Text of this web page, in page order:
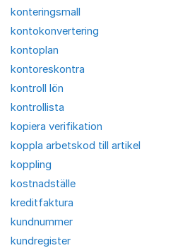
konteringsmall
kontokonvertering
kontoplan
kontoreskontra
kontroll lön
kontrollista
kopiera verifikation
koppla arbetskod till artikel
koppling
kostnadställe
kreditfaktura
kundnummer
kundregister